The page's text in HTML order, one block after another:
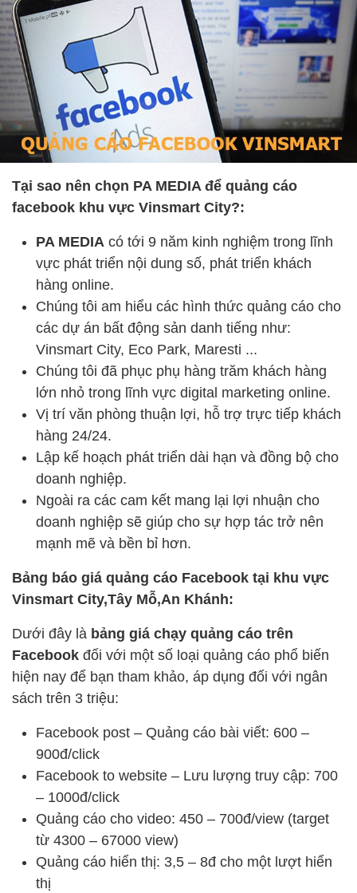
Tại sao nên chọn PA MEDIA để quảng cáo
facebook khu vực Vinsmart City?:
PA MEDIA có tới 9 năm kinh nghiệm trong lĩnh
vực phát triển nội dung số, phát triển khách
hàng online.
Chúng tôi am hiểu các hình thức quảng cáo cho
các dự án bất động sản danh tiếng như:
Vinsmart City, Eco Park, Maresti ...
Chúng tôi đã phục phụ hàng trăm khách hàng
lớn nhỏ trong lĩnh vực digital marketing online.
Vị trí văn phòng thuận lợi, hỗ trợ trực tiếp khách
hàng 24/24.
Lập kế hoạch phát triển dài hạn và đồng bộ cho
doanh nghiệp.
Ngoài ra các cam kết mang lại lợi nhuận cho
doanh nghiệp sẽ giúp cho sự hợp tác trở nên
mạnh mẽ và bền bỉ hơn.
Bảng báo giá quảng cáo Facebook tại khu vực
Vinsmart City,Tây Mỗ,An Khánh:
Dưới đây là bảng giá chạy quảng cáo trên
Facebook đối với một số loại quảng cáo phổ biến
hiện nay để bạn tham khảo, áp dụng đối với ngân
sách trên 3 triệu:
Facebook post – Quảng cáo bài viết: 600 –
900đ/click
Facebook to website – Lưu lượng truy cập: 700
– 1000đ/click
Quảng cáo cho video: 450 – 700đ/view (target
từ 4300 – 67000 view)
Quảng cáo hiển thị: 3,5 – 8đ cho một lượt hiển
thị